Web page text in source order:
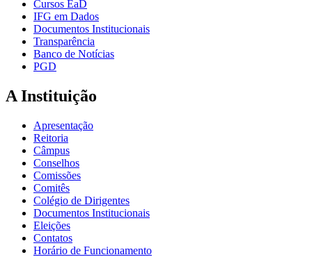
Cursos EaD
IFG em Dados
Documentos Institucionais
Transparência
Banco de Notícias
PGD
A Instituição
Apresentação
Reitoria
Câmpus
Conselhos
Comissões
Comitês
Colégio de Dirigentes
Documentos Institucionais
Eleições
Contatos
Horário de Funcionamento